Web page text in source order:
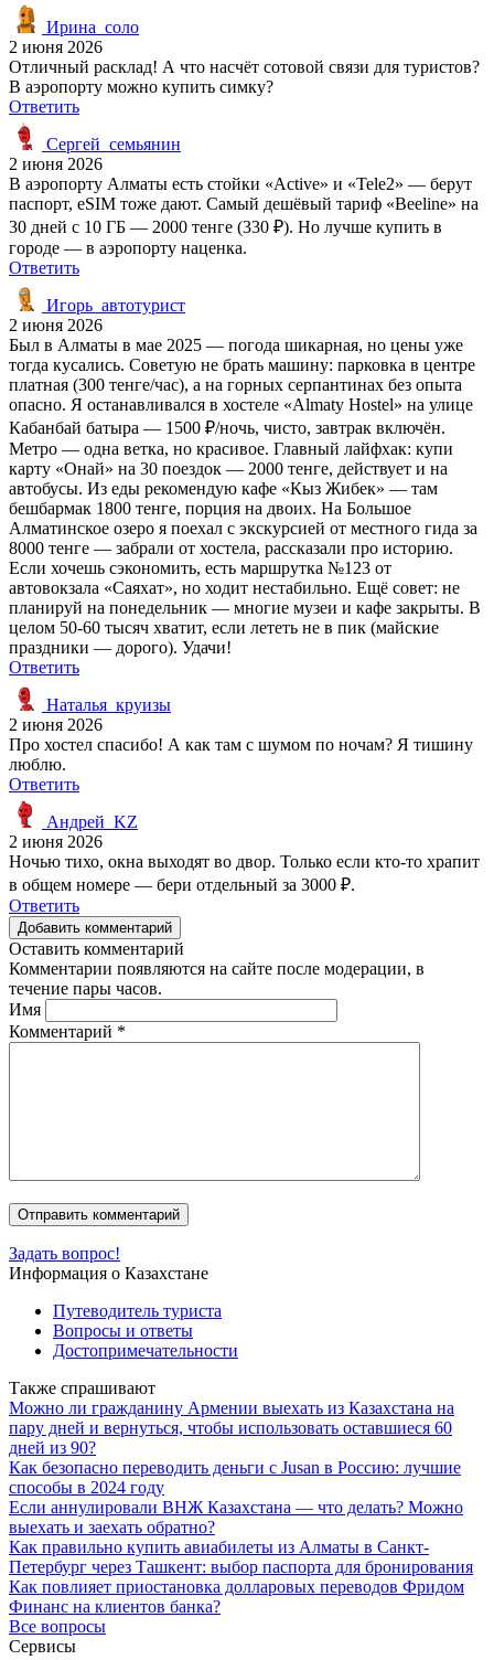
Ирина_соло
2 июня 2026
Отличный расклад! А что насчёт сотовой связи для туристов?
В аэропорту можно купить симку?
Ответить
Сергей_семьянин
2 июня 2026
В аэропорту Алматы есть стойки «Active» и «Tele2» — берут
паспорт, eSIM тоже дают. Самый дешёвый тариф «Beeline» на
30 дней с 10 ГБ — 2000 тенге (330 ₽). Но лучше купить в
городе — в аэропорту наценка.
Ответить
Игорь_автотурист
2 июня 2026
Был в Алматы в мае 2025 — погода шикарная, но цены уже
тогда кусались. Советую не брать машину: парковка в центре
платная (300 тенге/час), а на горных серпантинах без опыта
опасно. Я останавливался в хостеле «Almaty Hostel» на улице
Кабанбай батыра — 1500 ₽/ночь, чисто, завтрак включён.
Метро — одна ветка, но красивое. Главный лайфхак: купи
карту «Онай» на 30 поездок — 2000 тенге, действует и на
автобусы. Из еды рекомендую кафе «Кыз Жибек» — там
бешбармак 1800 тенге, порция на двоих. На Большое
Алматинское озеро я поехал с экскурсией от местного гида за
8000 тенге — забрали от хостела, рассказали про историю.
Если хочешь сэкономить, есть маршрутка №123 от
автовокзала «Саяхат», но ходит нестабильно. Ещё совет: не
планируй на понедельник — многие музеи и кафе закрыты. В
целом 50-60 тысяч хватит, если лететь не в пик (майские
праздники — дорого). Удачи!
Ответить
Наталья_круизы
2 июня 2026
Про хостел спасибо! А как там с шумом по ночам? Я тишину
люблю.
Ответить
Андрей_KZ
2 июня 2026
Ночью тихо, окна выходят во двор. Только если кто-то храпит
в общем номере — бери отдельный за 3000 ₽.
Ответить
Добавить комментарий
Оставить комментарий
Комментарии появляются на сайте после модерации, в
течение пары часов.
Имя
Комментарий *
Задать вопрос!
Информация о Казахстане
Путеводитель туриста
Вопросы и ответы
Достопримечательности
Также спрашивают
Можно ли гражданину Армении выехать из Казахстана на
пару дней и вернуться, чтобы использовать оставшиеся 60
дней из 90?
Как безопасно переводить деньги с Jusan в Россию: лучшие
способы в 2024 году
Если аннулировали ВНЖ Казахстана — что делать? Можно
выехать и заехать обратно?
Как правильно купить авиабилеты из Алматы в Санкт-
Петербург через Ташкент: выбор паспорта для бронирования
Как повлияет приостановка долларовых переводов Фридом
Финанс на клиентов банка?
Все вопросы
Сервисы